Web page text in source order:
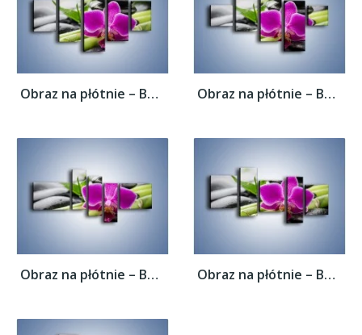
Obraz na płótnie – Bambusowe dodatki z... Obraz na płótnie – Bambusowe dodatki z...
Obraz na płótnie – Bambusowe dodatki z... Obraz na płótnie – Bambusowe dodatki z...